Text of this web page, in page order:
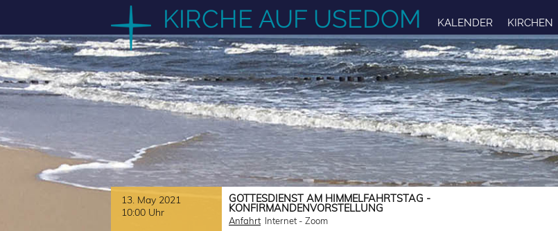
springen
KIRCHE AUF USEDOM KALENDER KIRCHEN
13. May 2021
10:00 Uhr
GOTTESDIENST AM HIMMELFAHRTSTAG -
KONFIRMANDENVORSTELLUNG
Anfahrt Internet - Zoom